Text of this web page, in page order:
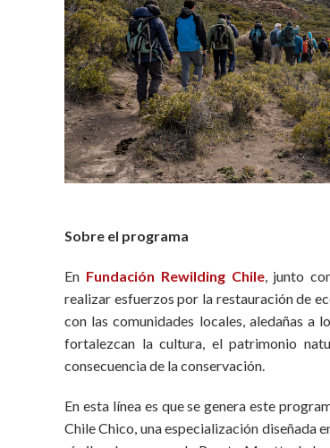
Sobre el programa
En Fundación Rewilding Chile, junto
realizar esfuerzos por la restauración de
con las comunidades locales, aledañas a
fortalezcan la cultura, el patrimonio
consecuencia de la conservación.
En esta línea es que se genera este
Chile Chico, una especialización diseñada